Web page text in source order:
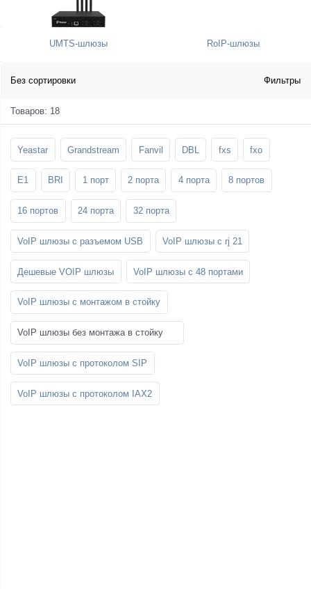
UMTS-шлюзы RoIP-шлюзы
Без сортировки Фильтры
Товаров: 18
Yeastar Grandstream Fanvil DBL fxs fxo
E1 BRI 1 порт 2 порта 4 порта 8 портов
16 портов 24 порта 32 порта
VoIP шлюзы с разъемом USB VoIP шлюзы с rj 21
Дешевые VOIP шлюзы VoIP шлюзы с 48 портами
VoIP шлюзы с монтажом в стойку
VoIP шлюзы без монтажа в стойку
VoIP шлюзы с протоколом SIP
VoIP шлюзы с протоколом IAX2
Стойки и крепления для панелей и
телевизоров
Шахтные телефоны
SFP-модули
3G/4G LTE и ADSL модемы
Мобильные телефоны